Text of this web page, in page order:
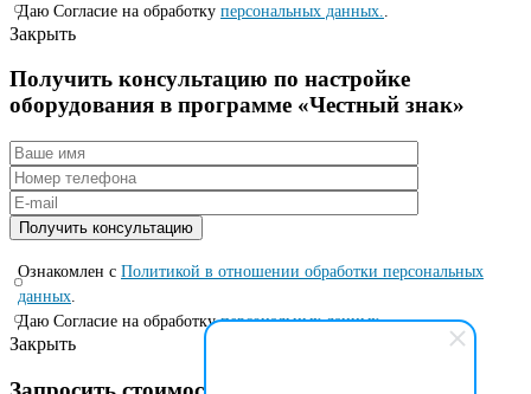
Даю Согласие на обработку персональных данных.
Закрыть
Получить консультацию по настройке
оборудования в программе «Честный знак»
Ознакомлен с Политикой в отношении обработки персональных
данных.
Даю Согласие на обработкуперсональных данных..
Закрыть